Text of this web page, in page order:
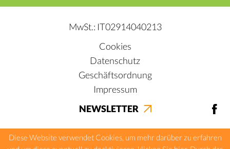
MwSt.: IT02914040213
Cookies
Datenschutz
Geschäftsordnung
Impressum
NEWSLETTER
Diese Website verwendet Cookies, um mehr darüber zu erfahren